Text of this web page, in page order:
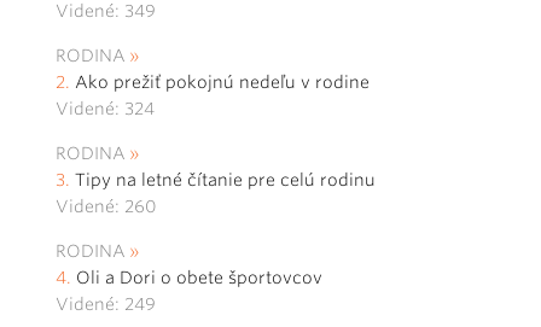
Videné: 349
RODINA
Ako prežiť pokojnú nedeľu v rodine
Videné: 324
RODINA
Tipy na letné čítanie pre celú rodinu
Videné: 260
RODINA
Oli a Dori o obete športovcov
Videné: 249